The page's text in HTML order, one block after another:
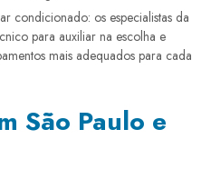
para auxiliar na escolha e
mais adequados para cada
São Paulo e